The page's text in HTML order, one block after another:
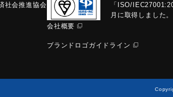
社会推進協会
「ISO/
月に取得しました。
会社概要
ブランドロゴガイドライン